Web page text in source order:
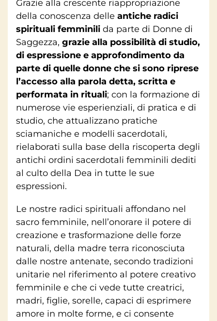
Grazie alla crescente riappropriazione
della conoscenza delle antiche radici
spirituali femminilida parte di Donne di
Saggezza, grazie alla possibilità di studio,
di espressione e approfondimento da
parte di quelle donne che si sono riprese
l’accesso alla parola detta, scritta e
performata in rituali; con la formazione di
numerose vie esperienziali, di pratica e di
studio, che attualizzano pratiche
sciamaniche e modelli sacerdotali,
rielaborati sulla base della riscoperta degli
antichi ordini sacerdotali femminili dediti
al culto della Dea in tutte le sue
espressioni.
Le nostre radici spirituali affondano nel
sacro femminile, nell’onorare il potere di
creazione e trasformazione delle forze
naturali, della madre terra riconosciuta
dalle nostre antenate, secondo tradizioni
unitarie nel riferimento al potere creativo
femminile e che ci vede tutte creatrici,
madri, figlie, sorelle, capaci di esprimere
amore in molte forme, e ci consente